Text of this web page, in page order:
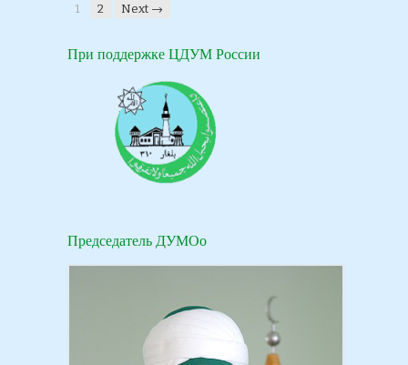
1 2 Next →
При поддержке ЦДУМ России
Председатель ДУМОо